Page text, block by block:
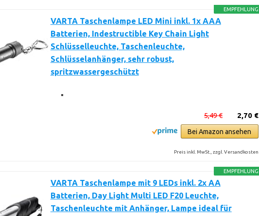
EMPFEHLUNG
VARTA Taschenlampe LED Mini inkl. 1x AAA
Batterien, Indestructible Key Chain Light
Schlüsselleuchte, Taschenleuchte,
Schlüsselanhänger, sehr robust,
spritzwassergeschützt
2,70 €
5,49 €
Bei Amazon ansehen
Preis inkl. MwSt., zzgl. Versandkosten
EMPFEHLUNG
VARTA Taschenlampe mit 9 LEDs inkl. 2x AA
Batterien, Day Light Multi LED F20 Leuchte,
Taschenleuchte mit Anhänger, Lampe ideal für